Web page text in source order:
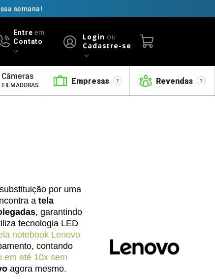
semana!
Entre em
Contato
Login ou
Cadastre-se
Câmeras
FILMADORAS Empresas Revendas
por uma
atela
, garantindo
tecnologia LED
notebook Lenovo
contando
em até 10x sem
agora mesmo.